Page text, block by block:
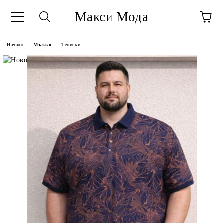
Макси Мода
Начало Мъжко Тениски